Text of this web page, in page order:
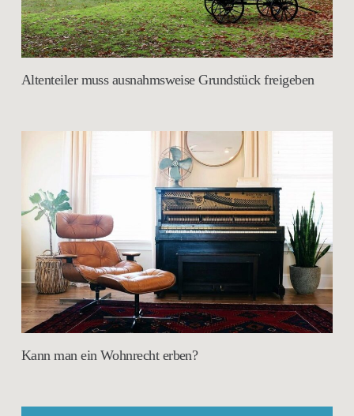
Altenteiler muss ausnahmsweise Grundstück freigeben
Kann man ein Wohnrecht erben?